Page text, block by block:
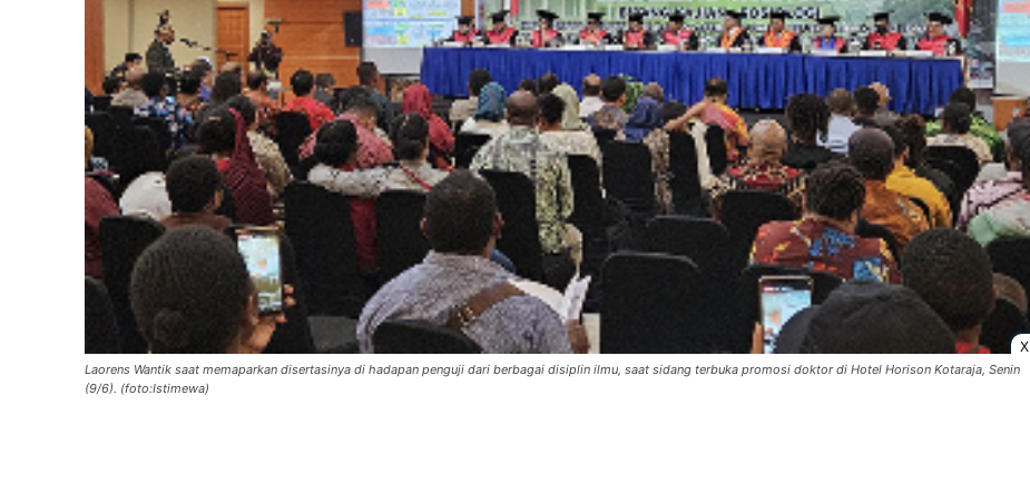
X
Laorens Wantik saat memaparkan disertasinya di hadapan penguji dari berbagai disiplin ilmu, saat sidang terbuka promosi doktor di Hotel Horison Kotaraja, Senin
(9/6). (foto:Istimewa)